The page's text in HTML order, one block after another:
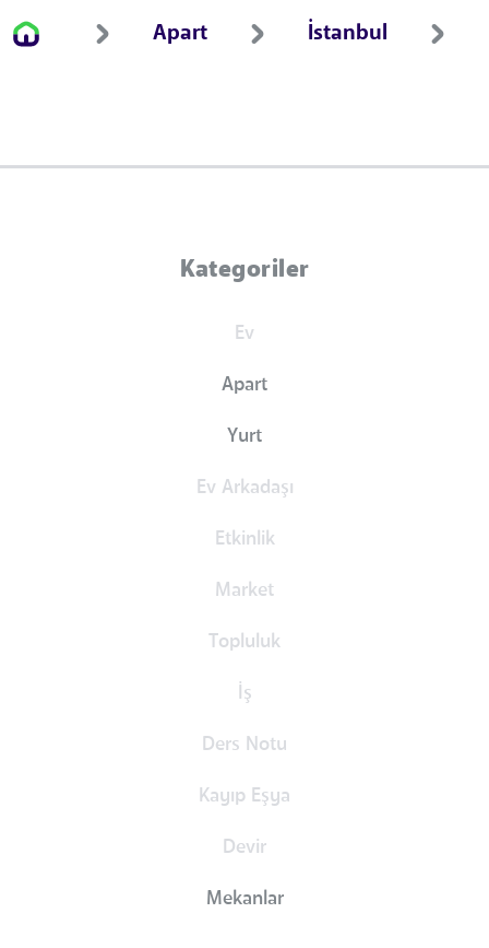
Apart İstanbul
Kategoriler
Ev
Apart
Yurt
Ev Arkadaşı
Etkinlik
Market
Topluluk
İş
Ders Notu
Kayıp Eşya
Devir
Mekanlar